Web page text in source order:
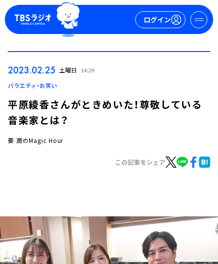
ログイン
ログイン
お知らせ
イベント・グッズ
YouTube
会社情報
2023.02.25 土曜日 14:29
バラエティ・お笑い
平原綾香さんがときめいた！尊敬している
音楽家とは？
要 潤のMagic Hour
この記事をシェア